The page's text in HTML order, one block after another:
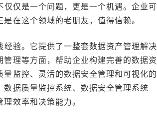
仅仅是一个问题，更是一个机遇。企业可
在这个领域的老朋友，值得信赖。
验。它提供了一整套数据资产管理解决
理等方面，帮助企业构建完善的数据资
监控、灵活的数据安全管理和可视化的
据质量监控系统、数据安全管理系统
效率和决策能力。